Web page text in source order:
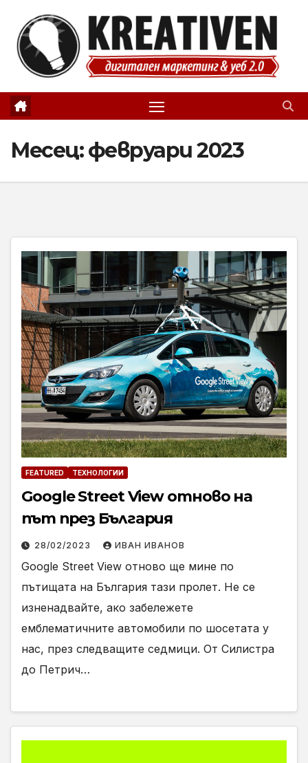
content
Месец:февруари 2023
FEATURED ТЕХНОЛОГИИ
Google Street View отново на
път през България
28/02/2023 ИВАН ИВАНОВ
Google Street View отново ще мине по
пътищата на България тази пролет. Не се
изненадвайте, ако забележете
емблематичните автомобили по шосетата у
нас, през следващите седмици. От Силистра
до Петрич…